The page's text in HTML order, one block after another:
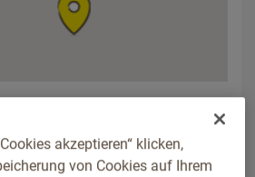
akzeptieren“ klicken,
von Cookies auf Ihrem